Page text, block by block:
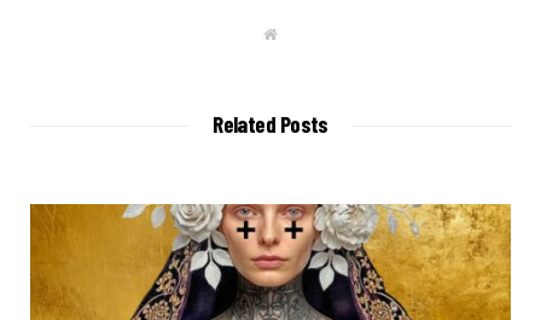
W
Related Posts